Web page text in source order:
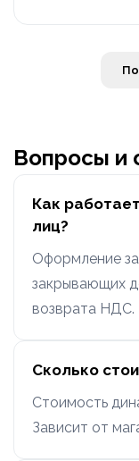
Вопросы и
Как
лиц?
Оформление
закрывающих
возврата НДС.
Сколько
Стоимость
Зависит от